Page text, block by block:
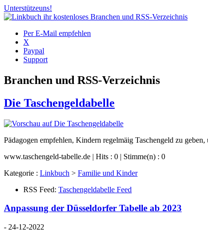
Unterstützeuns!
Per E-Mail empfehlen
X
Paypal
Support
Branchen und RSS-Verzeichnis
Die Taschengeldabelle
Pädagogen empfehlen, Kindern regelmäig Taschengeld zu
www.taschengeld-tabelle.de | Hits : 0 | Stimme(n) : 0
Kategorie : Linkbuch > Familie und Kinder
RSS Feed: Taschengeldabelle Feed
Anpassung der Düsseldorfer Tabelle ab 2023
- 24-12-2022